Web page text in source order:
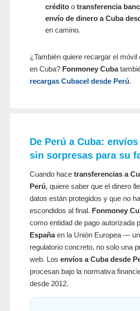
crédito o transferencia
envío de dinero a Cuba
en camino.
¿También quiere recargar el móvil
en Cuba? Fonmoney Cuba
recargas Cubacel desde Perú.
De Perú a Cuba:
sin sorpresas para su
Cuando hace transferencias a
Perú, quiere saber que el dinero
datos están protegidos y que no
escondidos al final. Fonmoney
como entidad de pago autorizada
Españaen la Unión Europea —
regulatorio concreto, no solo una
web. Los envíos a Cuba desde
procesan bajo la normativa
desde 2012.